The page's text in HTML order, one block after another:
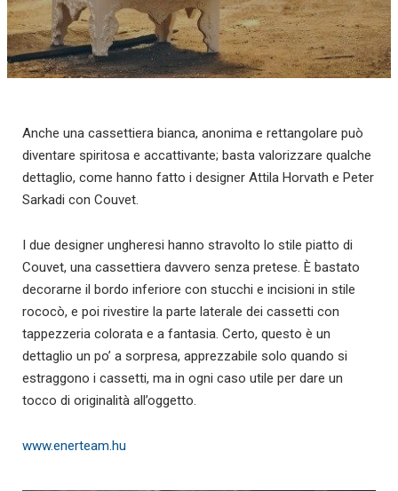
Anche una cassettiera bianca, anonima e rettangolare può
diventare spiritosa e accattivante; basta valorizzare qualche
dettaglio, come hanno fatto i designer Attila Horvath e Peter
Sarkadi con Couvet.
I due designer ungheresi hanno stravolto lo stile piatto di
Couvet, una cassettiera davvero senza pretese. È bastato
decorarne il bordo inferiore con stucchi e incisioni in stile
rococò, e poi rivestire la parte laterale dei cassetti con
tappezzeria colorata e a fantasia. Certo, questo è un
dettaglio un po’ a sorpresa, apprezzabile solo quando si
estraggono i cassetti, ma in ogni caso utile per dare un
tocco di originalità all’oggetto.
www.enerteam.hu